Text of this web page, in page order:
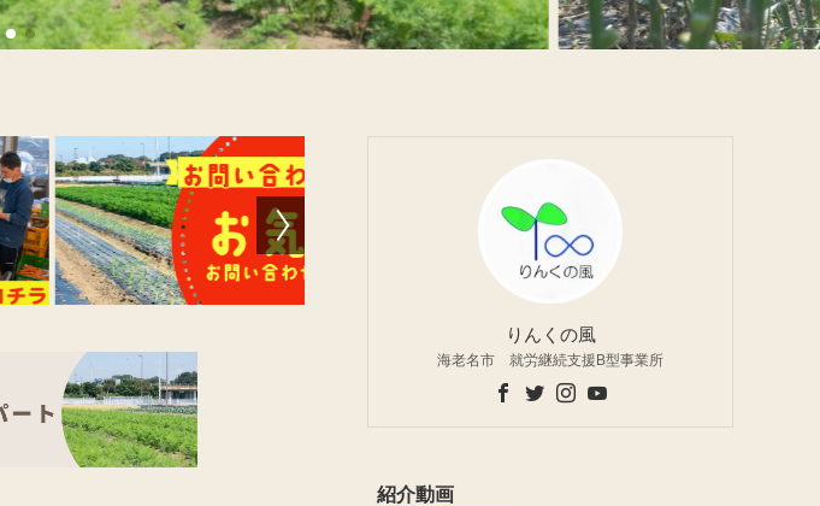
りんくの風
海老名市 就労継続支援B型事業所
紹介動画